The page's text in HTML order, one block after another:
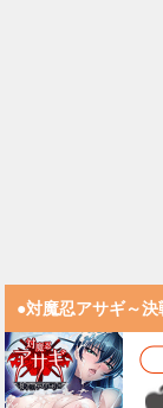
●対魔忍アサギ～決